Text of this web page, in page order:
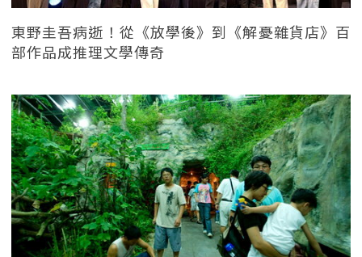
東野圭吾病逝！從《放學後》到《解憂雜貨店》百
部作品成推理文學傳奇